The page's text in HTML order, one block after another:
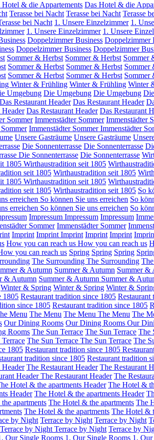
Hotel & die Appartements Das Hotel & die
Terasse bei Nacht Terasse bei Nacht Terasse
bei Nacht 1. Unsere Einzelzimmer 1.
1. Unsere Einzelzimmer 1. Unsere
Doppelzimmer Business Doppelzimmer
Doppelzimmer Business Doppelzimmer
Sommer & Herbst Sommer & Herbst Sommer
Sommer & Herbst Sommer & Herbst Sommer
Sommer & Herbst Sommer & Herbst Sommer
Winter & Frühling Winter & Frühling Winter
Umgebung Die Umgebung Die Umgebung
Das Restaurant Header Das Restaurant Header
Header Das Restaurant Header Das Restaurant
Sommer Immenstädter Sommer Immenstädter
Immenstädter SommerImmenstädter
Unsere Gasträume Unsere Gasträume
Die Sonnenterrasse Die Sonnenterrasse
Die Sonnenterrasse Die Sonnenterrasse
1805 Wirthaustradition seit 1805
seit 1805 Wirthaustradition seit 1805
1805 Wirthaustradition seit 1805
seit 1805 Wirthaustradition seit 1805 So
erreichen So können Sie uns erreichen So
erreichen So können Sie uns erreichen So
Impressum Impressum Impressum
Sommer Immenstädter Sommer
Imprint Imprint Imprint Imprint Imprint
How you can reach us How you can reach us
you can reach us Spring Spring Spring
The Surrounding The Surrounding
& Autumn Summer & Autumn Summer &
& Autumn Summer & Autumn Summer &
Winter & Spring Winter & Spring Winter &
1805 Restaurant tradition since 1805 Restaurant
since 1805 Restaurant tradition since 1805
Menu The Menu The Menu The Menu The
Our Dining Rooms Our Dining Rooms Our
Rooms The Sun Terrace The Sun Terrace The
The Sun Terrace The Sun Terrace The
1805 Restaurant tradition since 1805
tradition since 1805 Restaurant tradition
Header The Restaurant Header The Restaurant
HeaderThe Restaurant Header The
Hotel & the apartments Header The Hotel &
Header The Hotel & the apartments Header
apartments The Hotel & the apartments The
The Hotel & the apartments The Hotel &
by Night Terrace by Night Terrace by Night
Terrace by Night Terrace by Night Terrace by
Our Single Rooms 1. Our Single Rooms 1.